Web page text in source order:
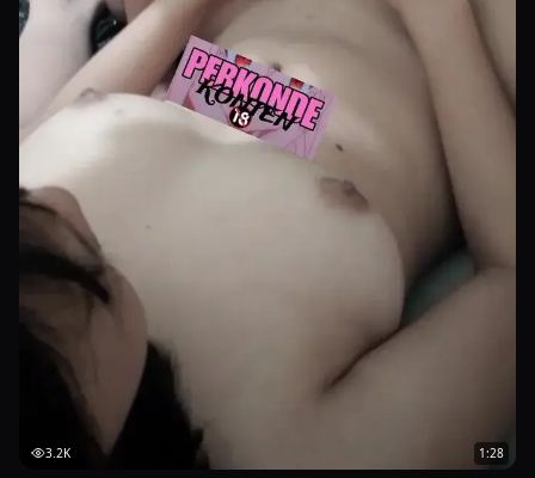
Jika belum sempat menonton sampai habis, kamu bisa menyimpan
halaman ini di penanda peramban. Dengan begitu, kamu tidak
perlu mencari ulang dan bisa langsung melanjutkan kapan pun
ada waktu luang yang lebih leluasa.
Cara ini juga memudahkan saat ingin menonton topik ini di
perangkat lain. Cukup buka penanda yang sama, dan tayangan
siap diputar kembali tanpa harus menempuh proses pencarian dari
awal lagi.
Penutup
Dengan mengikuti langkah-langkah di atas, menonton video ini
jadi mudah dan bebas hambatan. Mulai dari menyiapkan
perangkat hingga mengatur kualitas, semuanya ringkas. Untuk
tontonan lain yang menarik, kunjungi
koleksinya terus bertambah setiap hari.
3.2K 1:28